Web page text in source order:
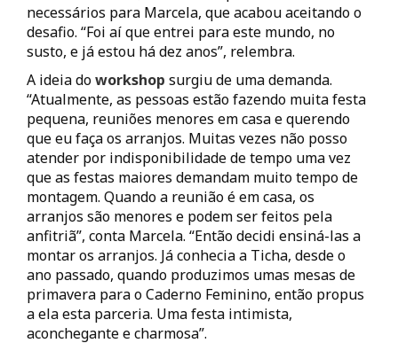
necessários para Marcela, que acabou aceitando o
desafio. “Foi aí que entrei para este mundo, no
susto, e já estou há dez anos”, relembra.
A ideia doworkshop surgiu de uma demanda.
“Atualmente, as pessoas estão fazendo muita festa
pequena, reuniões menores em casa e querendo
que eu faça os arranjos. Muitas vezes não posso
atender por indisponibilidade de tempo uma vez
que as festas maiores demandam muito tempo de
montagem. Quando a reunião é em casa, os
arranjos são menores e podem ser feitos pela
anfitriã”, conta Marcela. “Então decidi ensiná-las a
montar os arranjos. Já conhecia a Ticha, desde o
ano passado, quando produzimos umas mesas de
primavera para o Caderno Feminino, então propus
a ela esta parceria. Uma festa intimista,
aconchegante e charmosa”.